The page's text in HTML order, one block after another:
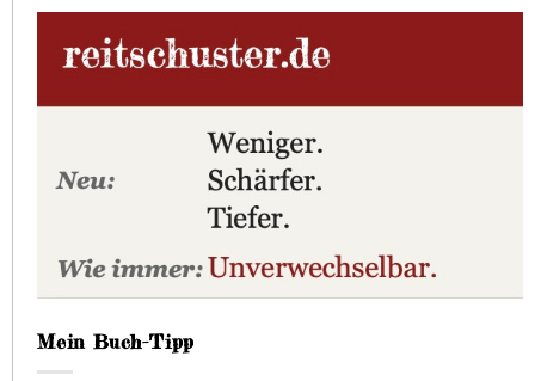
Mein Buch-Tipp